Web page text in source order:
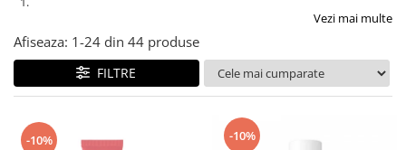
Vezi mai multe
Afiseaza: 1-24 din 44 produse
FILTRE
-10% -10%